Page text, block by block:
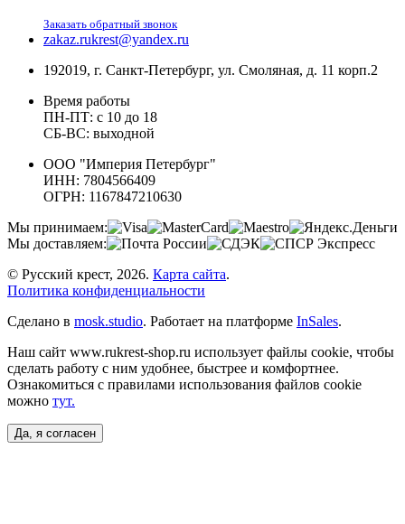
Заказать обратный звонок
zakaz.rukrest@yandex.ru
192019, г. Санкт-Петербург, ул. Смоляная, д. 11 корп.2
Время работы
ПН-ПТ: с 10 до 18
СБ-ВС: выходной
ООО "Империя Петербург"
ИНН: 7804566409
ОГРН: 1167847210630
Мы принимаем:
Мы доставляем:
© Русский крест, 2026. Карта сайта.
Политика конфиденциальности
Сделано в mosk.studio. Работает на платформе InSales.
Наш сайт www.rukrest-shop.ru использует файлы cookie, чтобы
сделать работу с ним удобнее, быстрее и комфортнее.
Ознакомиться с правилами использования файлов cookie
можно тут.
Да, я согласен